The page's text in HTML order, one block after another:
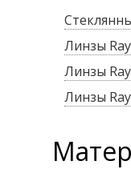
Линзы
Линзы
Линзы